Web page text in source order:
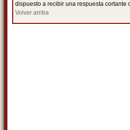
dispuesto a recibir una respuesta cortante
Volver arriba